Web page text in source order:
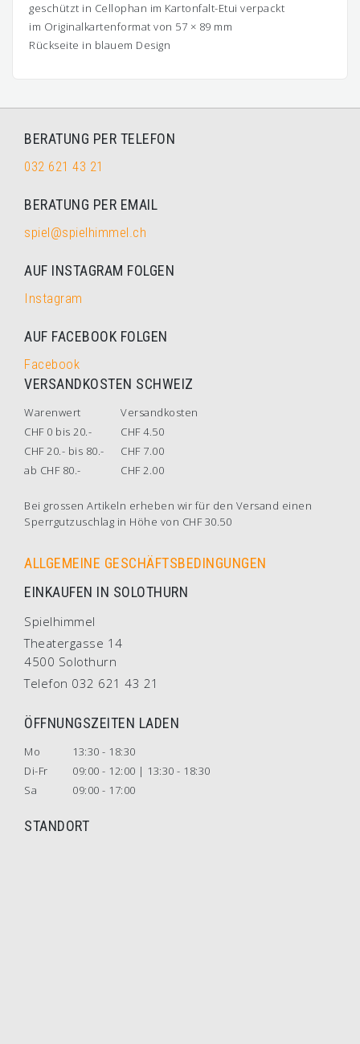
geschützt in Cellophan im Kartonfalt-Etui verpackt
im Originalkartenformat von 57 × 89 mm
Rückseite in blauem Design
BERATUNG PER TELEFON
032 621 43 21
BERATUNG PER EMAIL
spiel@spielhimmel.ch
AUF INSTAGRAM FOLGEN
Instagram
AUF FACEBOOK FOLGEN
Facebook
VERSANDKOSTEN SCHWEIZ
Warenwert
Versandkosten
CHF 0 bis 20.-
CHF 4.50
CHF 20.- bis 80.-
CHF 7.00
ab CHF 80.-
CHF 2.00
Bei grossen Artikeln erheben wir für den Versand einen
Sperrgutzuschlag in Höhe von CHF 30.50
ALLGEMEINE GESCHÄFTSBEDINGUNGEN
EINKAUFEN IN SOLOTHURN
Spielhimmel
Theatergasse 14
4500 Solothurn
Telefon 032 621 43 21
ÖFFNUNGSZEITEN LADEN
Mo
13:30 - 18:30
Di-Fr
09:00 - 12:00 | 13:30 - 18:30
Sa
09:00 - 17:00
STANDORT